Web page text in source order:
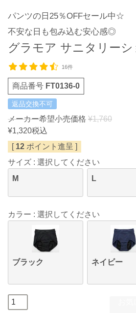
パンツの日25％OFFセール中☆
不安な日も包み込む安心感◎
グラモア サニタリーシ
16件
商品番号 FT0136-0
返品交換不可
メーカー希望小売価格 ¥1,760
¥1,320税込
[ 12 ポイント進呈 ]
サイズ
選択してください
M
L
カラー 選択してください
ブラック ネイビー